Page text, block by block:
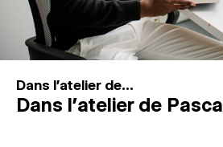
Dans l'atelier de...
Dans l’atelier de